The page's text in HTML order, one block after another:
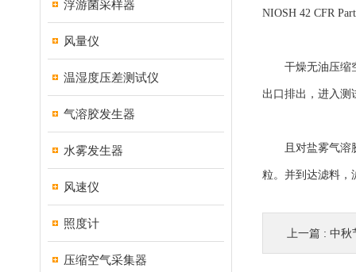
浮游菌采样器
风量仪
温湿度压差测试仪
气溶胶发生器
水雾发生器
风速仪
照度计
压缩空气采集器
NIOSH 42 CFR
干燥无油压缩空
出口排出，进入测
且对盐雾气溶胶
粒。并到达滤料，
上一篇 : 中秋